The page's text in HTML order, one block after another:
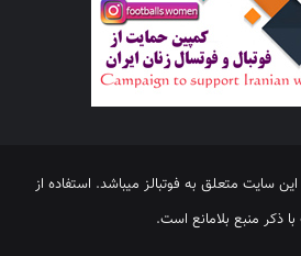
سایت متعلق به فوتبالز میباشد. استفاده از
ذکر منبع بلامانع است.